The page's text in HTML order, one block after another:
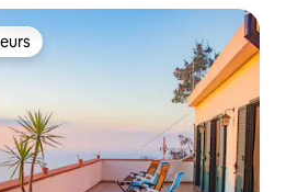
les plus appréciés